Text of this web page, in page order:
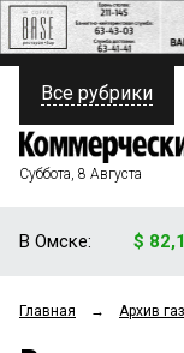
ПОЛИТИКА
ФИНАНСЫ
ОБЩЕСТВО
Все рубрики
Суббота, 8 Августа
В Омске: $
Главная → Архив